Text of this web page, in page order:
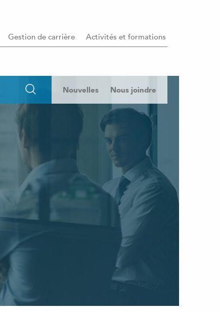
Gestion de carrière Activités et formations
Nouvelles Nous joindre